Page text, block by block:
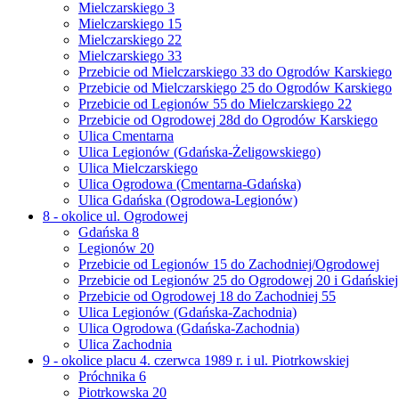
Mielczarskiego 3
Mielczarskiego 15
Mielczarskiego 22
Mielczarskiego 33
Przebicie od Mielczarskiego 33 do Ogrodów Karskiego
Przebicie od Mielczarskiego 25 do Ogrodów Karskiego
Przebicie od Legionów 55 do Mielczarskiego 22
Przebicie od Ogrodowej 28d do Ogrodów Karskiego
Ulica Cmentarna
Ulica Legionów (Gdańska-Żeligowskiego)
Ulica Mielczarskiego
Ulica Ogrodowa (Cmentarna-Gdańska)
Ulica Gdańska (Ogrodowa-Legionów)
8 - okolice ul. Ogrodowej
Gdańska 8
Legionów 20
Przebicie od Legionów 15 do Zachodniej/Ogrodowej
Przebicie od Legionów 25 do Ogrodowej 20 i
Przebicie od Ogrodowej 18 do Zachodniej 55
Ulica Legionów (Gdańska-Zachodnia)
Ulica Ogrodowa (Gdańska-Zachodnia)
Ulica Zachodnia
9 - okolice placu 4. czerwca 1989 r. i ul. Piotrkowskiej
Próchnika 6
Piotrkowska 20